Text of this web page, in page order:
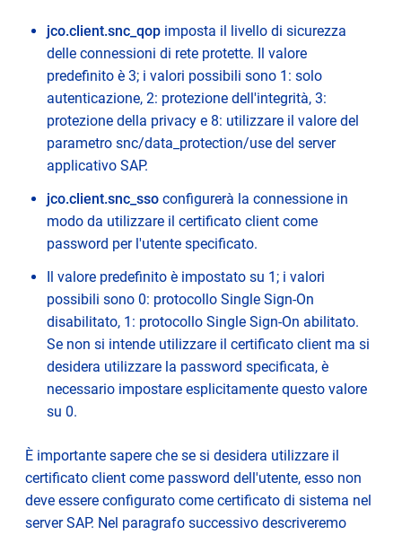
jco.client.snc_qop imposta il livello di sicurezza
delle connessioni di rete protette. Il valore
predefinito è 3; i valori possibili sono 1: solo
autenticazione, 2: protezione dell'integrità, 3:
protezione della privacy e 8: utilizzare il valore del
parametro snc/data_protection/use del server
applicativo SAP.
jco.client.snc_sso configurerà la connessione in
modo da utilizzare il certificato client come
password per l'utente specificato.
Il valore predefinito è impostato su 1; i valori
possibili sono 0: protocollo Single Sign-On
disabilitato, 1: protocollo Single Sign-On abilitato.
Se non si intende utilizzare il certificato client ma si
desidera utilizzare la password specificata, è
necessario impostare esplicitamente questo valore
su 0.
È importante sapere che se si desidera utilizzare il
certificato client come password dell'utente, esso non
deve essere configurato come certificato di sistema nel
server SAP. Nel paragrafo successivo descriveremo